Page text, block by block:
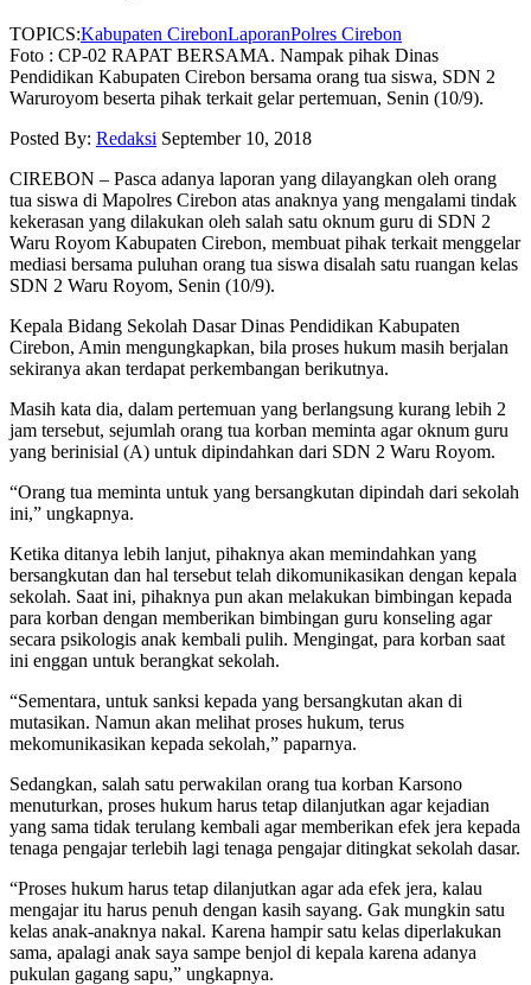
TOPICS:Kabupaten CirebonLaporanPolres Cirebon
Foto : CP-02 RAPAT BERSAMA. Nampak pihak Dinas
Pendidikan Kabupaten Cirebon bersama orang tua siswa, SDN 2
Waruroyom beserta pihak terkait gelar pertemuan, Senin (10/9).
Posted By: Redaksi September 10, 2018
CIREBON – Pasca adanya laporan yang dilayangkan oleh orang
tua siswa di Mapolres Cirebon atas anaknya yang mengalami tindak
kekerasan yang dilakukan oleh salah satu oknum guru di SDN 2
Waru Royom Kabupaten Cirebon, membuat pihak terkait menggelar
mediasi bersama puluhan orang tua siswa disalah satu ruangan kelas
SDN 2 Waru Royom, Senin (10/9).
Kepala Bidang Sekolah Dasar Dinas Pendidikan Kabupaten
Cirebon, Amin mengungkapkan, bila proses hukum masih berjalan
sekiranya akan terdapat perkembangan berikutnya.
Masih kata dia, dalam pertemuan yang berlangsung kurang lebih 2
jam tersebut, sejumlah orang tua korban meminta agar oknum guru
yang berinisial (A) untuk dipindahkan dari SDN 2 Waru Royom.
“Orang tua meminta untuk yang bersangkutan dipindah dari sekolah
ini,” ungkapnya.
Ketika ditanya lebih lanjut, pihaknya akan memindahkan yang
bersangkutan dan hal tersebut telah dikomunikasikan dengan kepala
sekolah. Saat ini, pihaknya pun akan melakukan bimbingan kepada
para korban dengan memberikan bimbingan guru konseling agar
secara psikologis anak kembali pulih. Mengingat, para korban saat
ini enggan untuk berangkat sekolah.
“Sementara, untuk sanksi kepada yang bersangkutan akan di
mutasikan. Namun akan melihat proses hukum, terus
mekomunikasikan kepada sekolah,” paparnya.
Sedangkan, salah satu perwakilan orang tua korban Karsono
menuturkan, proses hukum harus tetap dilanjutkan agar kejadian
yang sama tidak terulang kembali agar memberikan efek jera kepada
tenaga pengajar terlebih lagi tenaga pengajar ditingkat sekolah dasar.
“Proses hukum harus tetap dilanjutkan agar ada efek jera, kalau
mengajar itu harus penuh dengan kasih sayang. Gak mungkin satu
kelas anak-anaknya nakal. Karena hampir satu kelas diperlakukan
sama, apalagi anak saya sampe benjol di kepala karena adanya
pukulan gagang sapu,” ungkapnya.